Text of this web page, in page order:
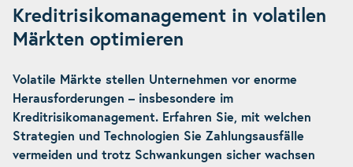
Kreditrisikomanagement in volatilen
Märkten optimieren
Volatile Märkte stellen Unternehmen vor enorme
Herausforderungen – insbesondere im
Kreditrisikomanagement. Erfahren Sie, mit welchen
Strategien und Technologien Sie Zahlungsausfälle
vermeiden und trotz Schwankungen sicher wachsen